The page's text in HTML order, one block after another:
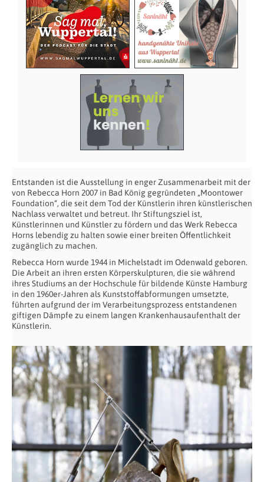
Entstanden ist die Ausstellung in enger Zusammenarbeit mit der
von Rebecca Horn 2007 in Bad König gegründeten „Moontower
Foundation“, die seit dem Tod der Künstlerin ihren künstlerischen
Nachlass verwaltet und betreut. Ihr Stiftungsziel ist,
Künstlerinnen und Künstler zu fördern und das Werk Rebecca
Horns lebendig zu halten sowie einer breiten Öffentlichkeit
zugänglich zu machen.
Rebecca Horn wurde 1944 in Michelstadt im Odenwald geboren.
Die Arbeit an ihren ersten Körperskulpturen, die sie während
ihres Studiums an der Hochschule für bildende Künste Hamburg
in den 1960er-Jahren als Kunststoffabformungen umsetzte,
führten aufgrund der im Verarbeitungsprozess entstandenen
giftigen Dämpfe zu einem langen Krankenhausaufenthalt der
Künstlerin.